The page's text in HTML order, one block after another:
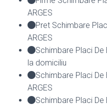
ARGES
Pret Schimbare
ARGES
Schimbare Placi De
la domiciliu
Schimbare Placi De
ARGES
Schimbare Placi De